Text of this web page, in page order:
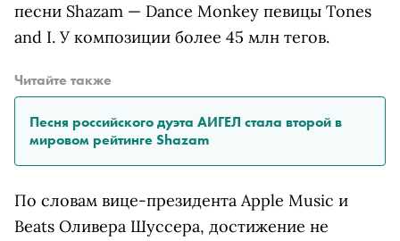
песни Shazam — Dance Monkey певицы Tones
and I. У композиции более 45 млн тегов.
Читайте также
Песня российского дуэта АИГЕЛ стала второй в
мировом рейтинге Shazam
По словам вице-президента Apple Music и
Beats Оливера Шуссера, достижение не